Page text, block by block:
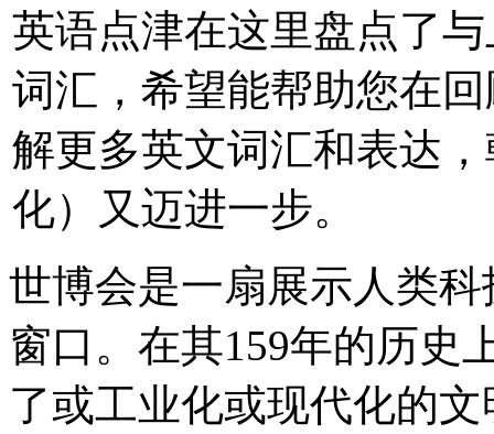
英语点津在这里盘点了
词汇，希望能帮助您在
解更多英文词汇和表达
化）又迈进一步。
世博会是一扇展示人类
窗口。在其159年的历史
了或工业化或现代化的